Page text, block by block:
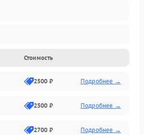
Стоимость
2500 ₽ Подробнее →
2500 ₽ Подробнее →
2700 ₽ Подробнее →